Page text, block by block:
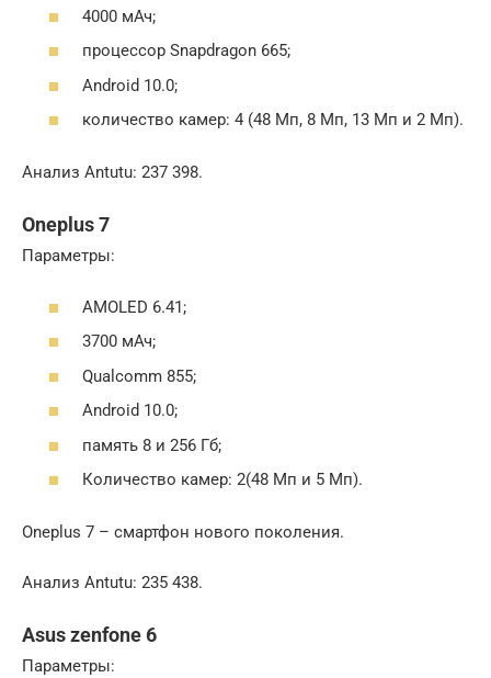
4000 мАч;
процессор Snapdragon 665;
Android 10.0;
количество камер: 4 (48 Мп, 8 Мп, 13 Мп и 2 Мп).
Анализ Antutu: 237 398.
Oneplus 7
Параметры:
AMOLED 6.41;
3700 мАч;
Qualcomm 855;
Android 10.0;
память 8 и 256 Гб;
Количество камер: 2(48 Мп и 5 Мп).
Oneplus 7 – смартфон нового поколения.
Анализ Antutu: 235 438.
Asus zenfone 6
Параметры: